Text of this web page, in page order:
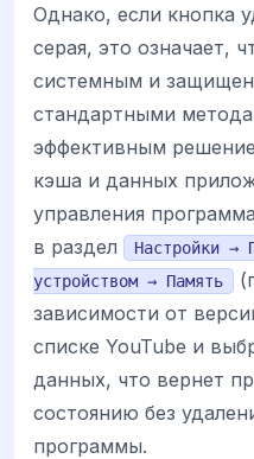
Однако, если кнопка
серая, это означает,
системным и
стандартными
эффективным
кэша и данных
управления
в раздел
Настройки →
устройством → Память
зависимости от
списке YouTube и
данных, что вернет
состоянию без
программы.